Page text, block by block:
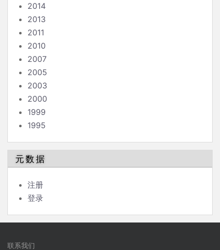
2014
2013
2011
2010
2007
2005
2003
2000
1999
1995
元数据
注册
登录
联系我们